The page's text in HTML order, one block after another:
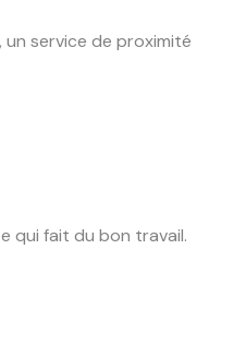
service de proximité
qui fait du bon travail.